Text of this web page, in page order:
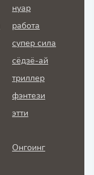
нуар
работа
супер сила
сёдзё-ай
триллер
фэнтези
этти
Онгоинг